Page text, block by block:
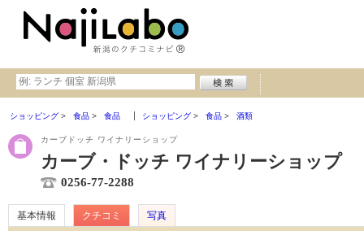
ショッピング 食品 食品 ショッピング 食品 酒類
カーブドッチ ワイナリーショップ
カーブ・ドッチ ワイナリーショップ
0256-77-2288
基本情報 クチコミ
写真